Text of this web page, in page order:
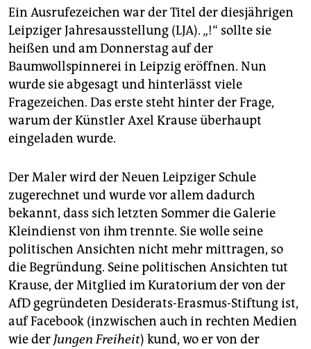
fragen & hilfe
unterstützen
abo
genossenschaft
epaper login
Ein Ausrufezeichen war der Titel der diesjährigen
Leipziger Jahresausstellung (LJA). „!“ sollte sie
heißen und am Donnerstag auf der
Baumwollspinnerei in Leipzig eröffnen. Nun
wurde sie abgesagt und hinterlässt viele
Fragezeichen. Das erste steht hinter der Frage,
warum der Künstler Axel Krause überhaupt
eingeladen wurde.
Der Maler wird der Neuen Leipziger Schule
zugerechnet und wurde vor allem dadurch
bekannt, dass sich letzten Sommer die Galerie
Kleindienst von ihm trennte. Sie wolle seine
politischen Ansichten nicht mehr mittragen, so
die Begründung. Seine politischen Ansichten tut
Krause, der Mitglied im Kuratorium der von der
AfD gegründeten Desiderats-Erasmus-Stiftung ist,
auf Facebook (inzwischen auch in rechten Medien
wie der Jungen Freiheit) kund, wo er von der